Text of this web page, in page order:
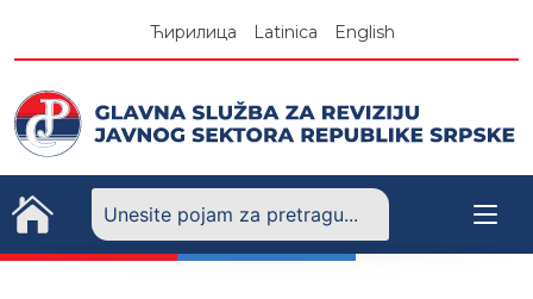
Ћирилица Latinica English